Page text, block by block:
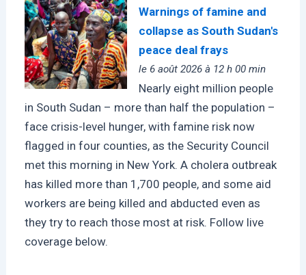
Warnings of famine and
collapse as South Sudan's
peace deal frays
le 6 août 2026 à 12 h 00 min
Nearly eight million people
in South Sudan – more than half the population –
face crisis-level hunger, with famine risk now
flagged in four counties, as the Security Council
met this morning in New York. A cholera outbreak
has killed more than 1,700 people, and some aid
workers are being killed and abducted even as
they try to reach those most at risk. Follow live
coverage below.